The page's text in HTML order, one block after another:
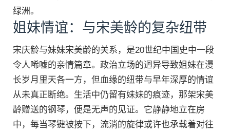
绿洲。
姐妹情谊：与宋美龄的复杂纽带
宋庆龄与妹妹宋美龄的关系，是20世纪中国史中一段
令人唏嘘的亲情篇章。政治立场的迥异导致姐妹在漫
长岁月里天各一方，但血缘的纽带与早年深厚的情谊
从未真正断绝。生活中仍留有妹妹的痕迹，那架宋美
龄赠送的钢琴，便是无声的见证。它静静地立在房
中，每当琴键被按下，流淌的旋律或许也承载着对往